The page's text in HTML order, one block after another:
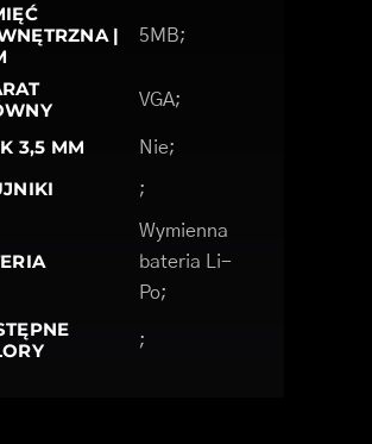
|
5MB;
VGA;
3,5 MM Nie;
;
Wymienna
bateria Li-
Po;
;